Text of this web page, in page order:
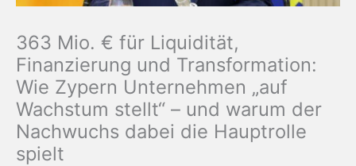
363 Mio. € für Liquidität,
Finanzierung und Transformation:
Wie Zypern Unternehmen „auf
Wachstum stellt“ – und warum der
Nachwuchs dabei die Hauptrolle
spielt